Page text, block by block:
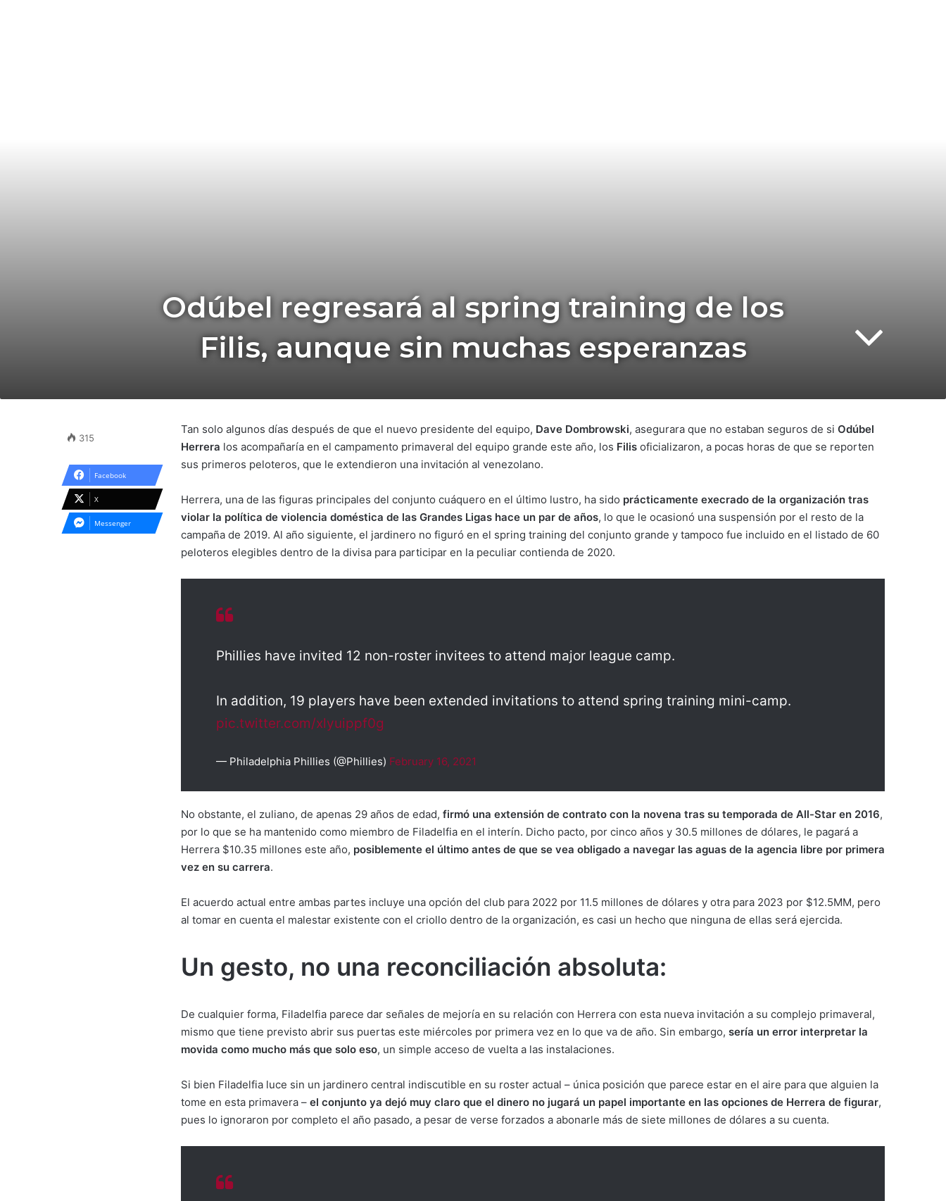
Odúbel regresará al spring training de los
Filis, aunque sin muchas esperanzas
Tan solo algunos días después de que el nuevo presidente del equipo, Dave Dombrowski, asegurara que no estaban seguros de si Odúbel
Herrera los acompañaría en el campamento primaveral del equipo grande este año, los Filis oficializaron, a pocas horas de que se reporten
sus primeros peloteros, que le extendieron una invitación al venezolano.
Herrera, una de las figuras principales del conjunto cuáquero en el último lustro, ha sido prácticamente execrado de la organización tras
violar la política de violencia doméstica de las Grandes Ligas hace un par de años, lo que le ocasionó una suspensión por el resto de la
campaña de 2019. Al año siguiente, el jardinero no figuró en el spring training del conjunto grande y tampoco fue incluido en el listado de 60
peloteros elegibles dentro de la divisa para participar en la peculiar contienda de 2020.
Phillies have invited 12 non-roster invitees to attend major league camp.
In addition, 19 players have been extended invitations to attend spring training mini-camp.
pic.twitter.com/xlyuippf0g
— Philadelphia Phillies (@Phillies) February 16, 2021
No obstante, el zuliano, de apenas 29 años de edad, firmó una extensión de contrato con la novena tras su temporada de All-Star en 2016,
por lo que se ha mantenido como miembro de Filadelfia en el interín. Dicho pacto, por cinco años y 30.5 millones de dólares, le pagará a
Herrera $10.35 millones este año, posiblemente el último antes de que se vea obligado a navegar las aguas de la agencia libre por primera
vez en su carrera.
El acuerdo actual entre ambas partes incluye una opción del club para 2022 por 11.5 millones de dólares y otra para 2023 por $12.5MM, pero
al tomar en cuenta el malestar existente con el criollo dentro de la organización, es casi un hecho que ninguna de ellas será ejercida.
Un gesto, no una reconciliación absoluta:
De cualquier forma, Filadelfia parece dar señales de mejoría en su relación con Herrera con esta nueva invitación a su complejo primaveral,
mismo que tiene previsto abrir sus puertas este miércoles por primera vez en lo que va de año. Sin embargo, sería un error interpretar la
movida como mucho más que solo eso, un simple acceso de vuelta a las instalaciones.
Si bien Filadelfia luce sin un jardinero central indiscutible en su roster actual – única posición que parece estar en el aire para que alguien la
tome en esta primavera – el conjunto ya dejó muy claro que el dinero no jugará un papel importante en las opciones de Herrera de figurar,
pues lo ignoraron por completo el año pasado, a pesar de verse forzados a abonarle más de siete millones de dólares a su cuenta.
315
Facebook
X
Messenger